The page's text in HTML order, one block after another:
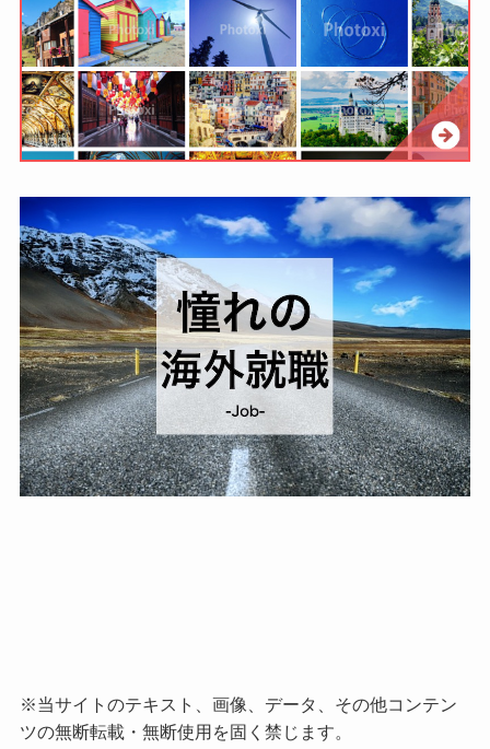
※当サイトのテキスト、画像、データ、その他コンテン
ツの無断転載・無断使用を固く禁じます。